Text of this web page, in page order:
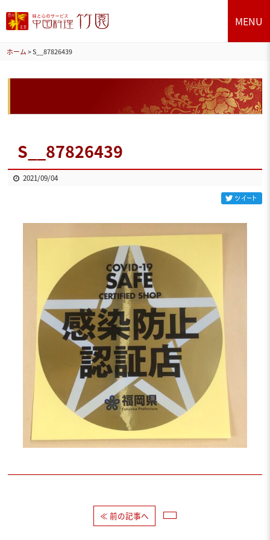
MENU
ホーム >S__87826439
S__87826439
2021/09/04
≪ 前の記事へ